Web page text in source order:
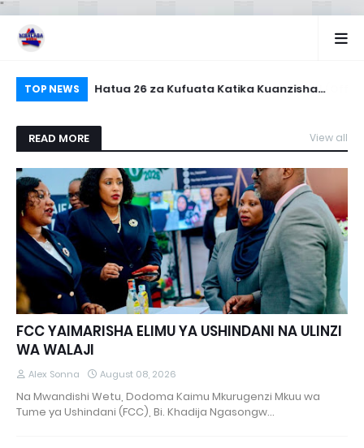
"
TOP NEWS
(Offical
Hatua 26 za Kufuata Katika Kuanzisha
READ MORE View all
FCC YAIMARISHA ELIMU YA USHINDANI NA ULINZI
WA WALAJI
Alex Sonna August 08, 2026
Na Mwandishi Wetu, Dodoma Kaimu Mkurugenzi Mkuu wa
Tume ya Ushindani (FCC), Bi. Khadija Ngasongw…